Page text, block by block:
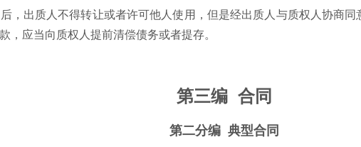
出质人不得转让或者许可他人使用，但是经出质人与质权人协商同
，应当向质权人提前清偿债务或者提存。
第三编 合同
第二分编 典型合同